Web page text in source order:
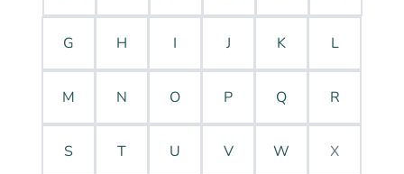
G H I J K L
M N O P Q R
S T U V W X